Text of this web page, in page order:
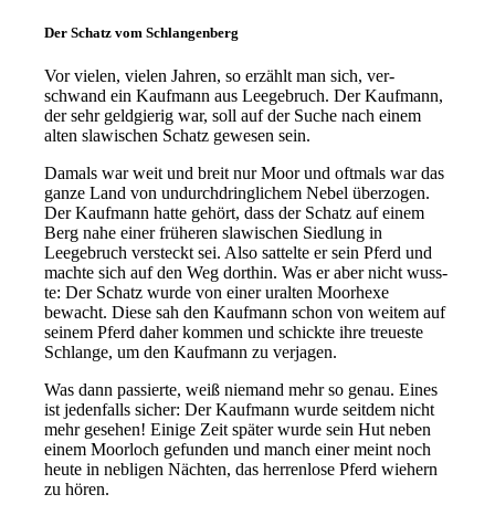
Der Schatz vom Schlangenberg
Vor vie­len, vie­len Jahren, so erzählt man sich, ver­
schwand ein Kaufmann aus Leegebruch. Der Kaufmann,
der sehr geld­gie­rig war, soll auf der Suche nach einem
alten sla­wi­schen Schatz gewe­sen sein.
Damals war weit und breit nur Moor und oft­mals war das
gan­ze Land von undurch­dring­li­chem Nebel über­zo­gen.
Der Kaufmann hat­te gehört, dass der Schatz auf einem
Berg nahe einer frü­he­ren sla­wi­schen Siedlung in
Leegebruch ver­steckt sei. Also sat­tel­te er sein Pferd und
mach­te sich auf den Weg dort­hin. Was er aber nicht wuss­
te: Der Schatz wur­de von einer uralten Moorhexe
bewacht. Diese sah den Kaufmann schon von wei­tem auf
sei­nem Pferd daher kom­men und schick­te ihre treu­es­te
Schlange, um den Kaufmann zu verjagen.
Was dann pas­sier­te, weiß nie­mand mehr so genau. Eines
ist jeden­falls sicher: Der Kaufmann wur­de seit­dem nicht
mehr gese­hen! Einige Zeit spä­ter wur­de sein Hut neben
einem Moorloch gefun­den und manch einer meint noch
heu­te in neb­li­gen Nächten, das her­ren­lo­se Pferd wie­hern
zu hören.